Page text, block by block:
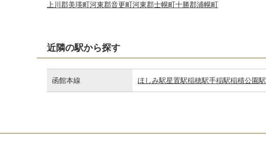
上川郡美瑛町河東郡音更町河東郡士幌町十勝郡浦幌町
近隣の駅から探す
函館本線 ほしみ駅星置駅稲穂駅手稲駅稲積公園駅